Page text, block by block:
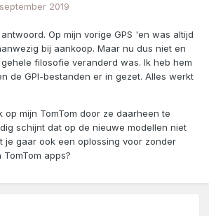
2019
Op mijn vorige GPS 'en was altijd
bij aankoop. Maar nu dus niet en
filosofie veranderd was. Ik heb hem
de GPI-bestanden er in gezet. Alles werkt
op mijn TomTom door ze daarheen te
schijnt dat op de nieuwe modellen niet
je gaar ook een oplossing voor zonder
apps?